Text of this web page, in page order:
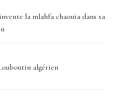
la mlahfa chaouia dans sa
algérien